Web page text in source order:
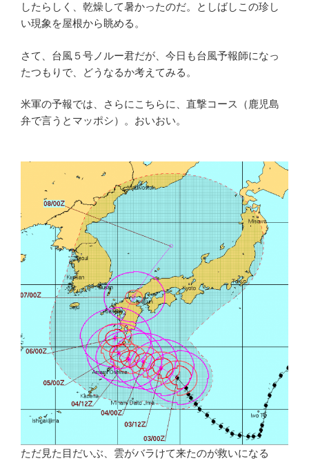
したらしく、乾燥して暑かったのだ。としばしこの珍し
い現象を屋根から眺める。
さて、台風５号ノルー君だが、今日も台風予報師になっ
たつもりで、どうなるか考えてみる。
米軍の予報では、さらにこちらに、直撃コース（鹿児島
弁で言うとマッポシ）。おいおい。
ただ見た目だいぶ、雲がバラけて来たのが救いになる